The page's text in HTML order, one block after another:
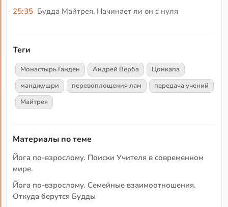
25:35 Будда Майтрея. Начинает ли он с нуля
Теги
Монастырь Ганден Андрей Верба
Цонкапа
манджушри
перевоплощения лам
передача учений
Майтрея
Материалы по теме
Йога по-взрослому. Поиски Учителя в современном
мире.
Йога по-взрослому. Семейные взаимоотношения.
Откуда берутся Будды